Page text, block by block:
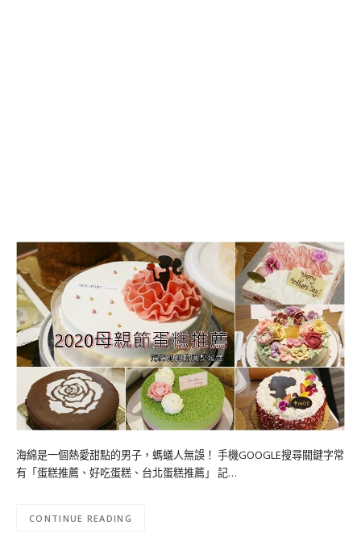
海綿是一個熱愛甜點的男子，螞蟻人無誤！ 手機GOOGLE搜尋關鍵字常
有「蛋糕推薦、好吃蛋糕、台北蛋糕推薦」 記…
CONTINUE READING